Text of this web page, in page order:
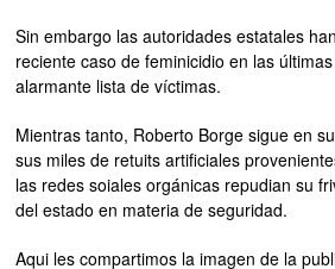
Sin embargo las autoridades estatales
reciente caso de feminicidio en las
alarmante lista de víctimas.
Mientras tanto, Roberto Borge sigue en
sus miles de retuits artificiales
las redes soiales orgánicas repudian su
del estado en materia de seguridad.
Aqui les compartimos la imagen de la